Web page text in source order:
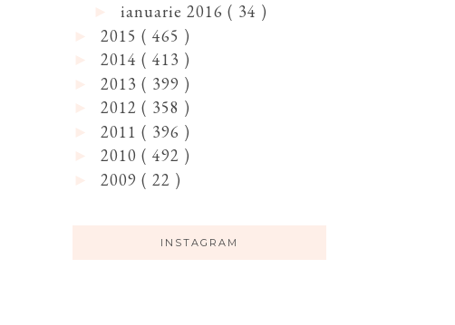
ianuarie 2016 ( 34 )
2015 ( 465 )
2014 ( 413 )
2013 ( 399 )
2012 ( 358 )
2011 ( 396 )
2010 ( 492 )
2009 ( 22 )
INSTAGRAM